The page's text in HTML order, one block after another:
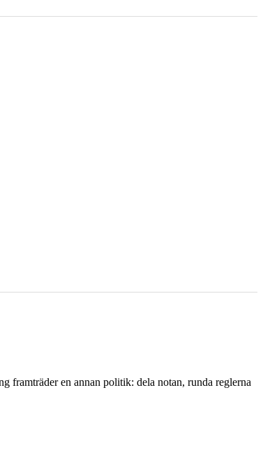
framträder en annan politik: dela notan, runda reglerna